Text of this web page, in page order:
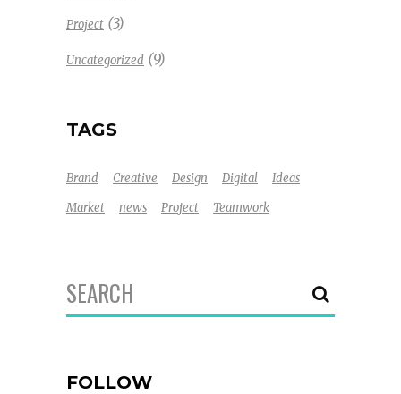
Project (3)
Uncategorized (9)
TAGS
Brand Creative Design Digital
Ideas
Market
news Project Teamwork
Search
for:
FOLLOW